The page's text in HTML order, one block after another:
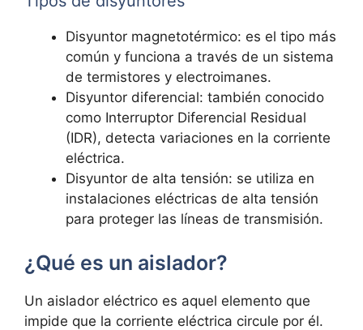
Disyuntor magnetotérmico: es el tipo más
común y funciona a través de un sistema
de termistores y electroimanes.
Disyuntor diferencial: también conocido
como Interruptor Diferencial Residual
(IDR), detecta variaciones en la corriente
eléctrica.
Disyuntor de alta tensión: se utiliza en
instalaciones eléctricas de alta tensión
para proteger las líneas de transmisión.
¿Qué es un aislador?
Un aislador eléctrico es aquel elemento que
impide que la corriente eléctrica circule por él.